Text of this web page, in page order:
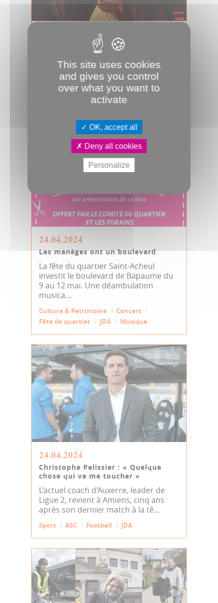
Envolées au Poulailler
Conte, musique, théâtre et poésie
sont à nouveau au programme du
festival Basse-cour qui attire chaque...
Culture & Patrimoine Festival
Poésie
24.04.2024
Les manèges ont un boulevard
La fête du quartier Saint-Acheul
investit le boulevard de Bapaume du
9 au 12 mai. Une déambulation
musica...
Culture & Patrimoine
Concert
Fête de quartier
JDA Musique
24.04.2024
Christophe Pelissier : « Quelque
chose qui va me toucher »
L’actuel coach d’Auxerre, leader de
Ligue 2, revient à Amiens, cinq ans
après son dernier match à la tê...
Sport ASC Football JDA
This site uses cookies
and gives you control
over what you want to
activate
OK, accept all
Deny all cookies
Personalize